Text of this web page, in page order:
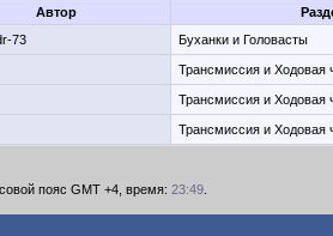
Автор
73 Буханки и Головасты
Трансмиссия и Ходовая
Трансмиссия и Ходовая
Трансмиссия и Ходовая
пояс GMT +4, время: 23:49.